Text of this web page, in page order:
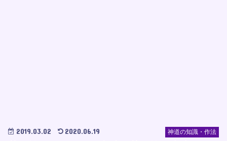
神道の知識・作法
2019.03.02 2020.06.19